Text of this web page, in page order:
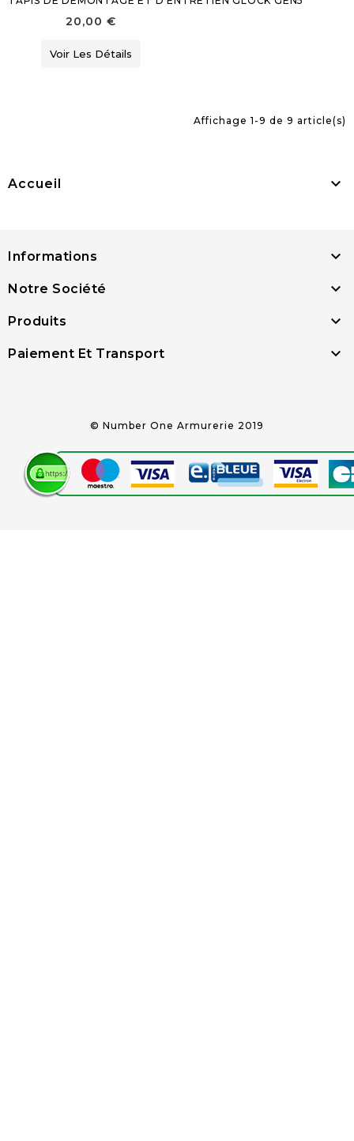
20,00 €
Voir Les Détails
Affichage 1-9 de 9 article(s)
Accueil 
Informations 
Notre Société 
Produits 
Paiement Et Transport 
© Number One Armurerie 2019